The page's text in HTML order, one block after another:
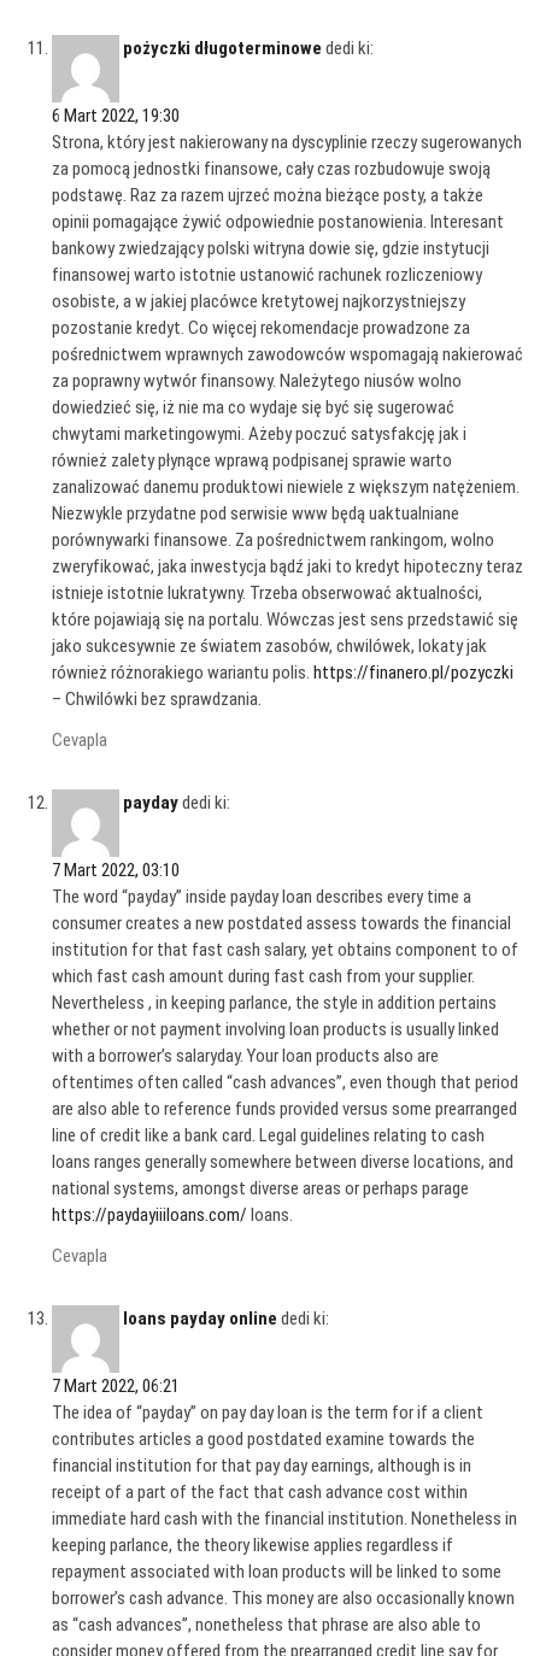
pożyczki długoterminowe dedi ki:
6 Mart 2022, 19:30
Strona, który jest nakierowany na dyscyplinie rzeczy sugerowanych
za pomocą jednostki finansowe, cały czas rozbudowuje swoją
podstawę. Raz za razem ujrzeć można bieżące posty, a także
opinii pomagające żywić odpowiednie postanowienia. Interesant
bankowy zwiedzający polski witryna dowie się, gdzie instytucji
finansowej warto istotnie ustanowić rachunek rozliczeniowy
osobiste, a w jakiej placówce kretytowej najkorzystniejszy
pozostanie kredyt. Co więcej rekomendacje prowadzone za
pośrednictwem wprawnych zawodowców wspomagają nakierować
za poprawny wytwór finansowy. Należytego niusów wolno
dowiedzieć się, iż nie ma co wydaje się być się sugerować
chwytami marketingowymi. Ażeby poczuć satysfakcję jak i
również zalety płynące wprawą podpisanej sprawie warto
zanalizować danemu produktowi niewiele z większym natężeniem.
Niezwykle przydatne pod serwisie www będą uaktualniane
porównywarki finansowe. Za pośrednictwem rankingom, wolno
zweryfikować, jaka inwestycja bądź jaki to kredyt hipoteczny teraz
istnieje istotnie lukratywny. Trzeba obserwować aktualności,
które pojawiają się na portalu. Wówczas jest sens przedstawić się
jako sukcesywnie ze światem zasobów, chwilówek, lokaty jak
również różnorakiego wariantu polis.https://finanero.pl/pozyczki
– Chwilówki bez sprawdzania.
Cevapla
paydaydedi ki:
7 Mart 2022, 03:10
The word “payday” inside payday loan describes every time a
consumer creates a new postdated assess towards the financial
institution for that fast cash salary, yet obtains component to of
which fast cash amount during fast cash from your supplier.
Nevertheless , in keeping parlance, the style in addition pertains
whether or not payment involving loan products is usually linked
with a borrower’s salaryday. Your loan products also are
oftentimes often called “cash advances”, even though that period
are also able to reference funds provided versus some prearranged
line of credit like a bank card. Legal guidelines relating to cash
loans ranges generally somewhere between diverse locations, and
national systems, amongst diverse areas or perhaps parage
https://paydayiiiloans.com/ loans.
Cevapla
loans payday online dedi ki:
7 Mart 2022, 06:21
The idea of “payday” on pay day loan is the term for if a client
contributes articles a good postdated examine towards the
financial institution for that pay day earnings, although is in
receipt of a part of the fact that cash advance cost within
immediate hard cash with the financial institution. Nonetheless in
keeping parlance, the theory likewise applies regardless if
repayment associated with loan products will be linked to some
borrower’s cash advance. This money are also occasionally known
as “cash advances”, nonetheless that phrase are also able to